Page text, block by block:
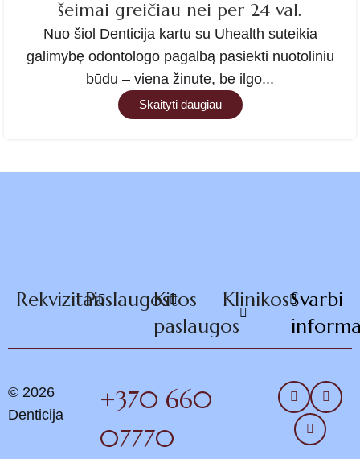
šeimai greičiau nei per 24 val.
Nuo šiol Denticija kartu su Uhealth suteikia
galimybę odontologo pagalbą pasiekti nuotoliniu
būdu – viena žinute, be ilgo...
Skaityti daugiau
RekvizitaiPaslaugosKitos
paslaugos
KlinikosSvarbi
© 2026
Denticija
+370 660
07770